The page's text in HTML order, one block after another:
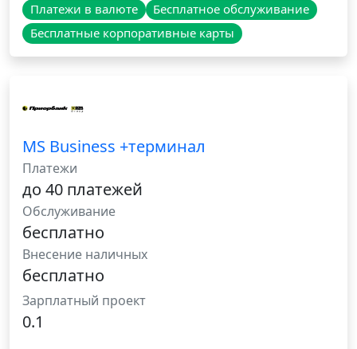
Платежи в валюте
Бесплатное обслуживание
Бесплатные корпоративные карты
MS Business +терминал
Платежи
до 40 платежей
Обслуживание
бесплатно
Внесение наличных
бесплатно
Зарплатный проект
0.1